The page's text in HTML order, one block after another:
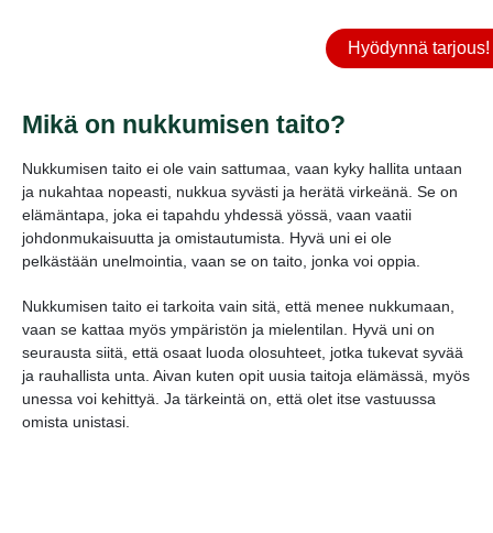
Hyödynnä tarjous!
Mikä on nukkumisen taito?
Nukkumisen taito ei ole vain sattumaa, vaan kyky hallita untaan
ja nukahtaa nopeasti, nukkua syvästi ja herätä virkeänä. Se on
elämäntapa, joka ei tapahdu yhdessä yössä, vaan vaatii
johdonmukaisuutta ja omistautumista. Hyvä uni ei ole
pelkästään unelmointia, vaan se on taito, jonka voi oppia.
Nukkumisen taito ei tarkoita vain sitä, että menee nukkumaan,
vaan se kattaa myös ympäristön ja mielentilan. Hyvä uni on
seurausta siitä, että osaat luoda olosuhteet, jotka tukevat syvää
ja rauhallista unta. Aivan kuten opit uusia taitoja elämässä, myös
unessa voi kehittyä. Ja tärkeintä on, että olet itse vastuussa
omista unistasi.